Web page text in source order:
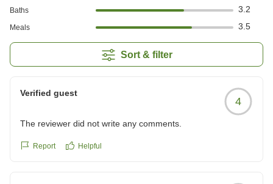
Baths 3.2
Meals 3.5
Sort & filter
Verified guest
4
The reviewer did not write any comments.
Report Helpful